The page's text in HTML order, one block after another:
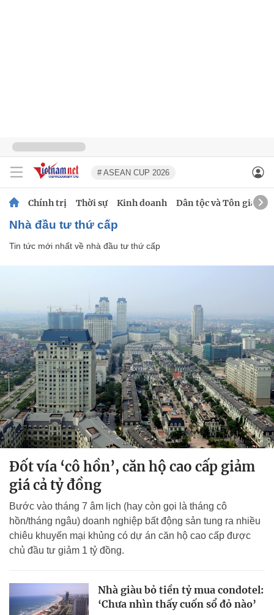
# ASEAN CUP 2026
Chính trị Thời sự Kinh doanh Dân tộc và Tôn giáo
nhà đầu tư thứ cấp
Tin tức mới nhất về nhà đầu tư thứ cấp
Đốt vía ‘cô hồn’, căn hộ cao cấp giảm
giá cả tỷ đồng
Bước vào tháng 7 âm lịch (hay còn gọi là tháng cô
hồn/tháng ngâu) doanh nghiệp bất động sản tung ra nhiều
chiêu khuyến mại khủng có dự án căn hộ cao cấp được
chủ đầu tư giảm 1 tỷ đồng.
Nhà giàu bỏ tiền tỷ mua condotel:
‘Chưa nhìn thấy cuốn sổ đỏ nào’